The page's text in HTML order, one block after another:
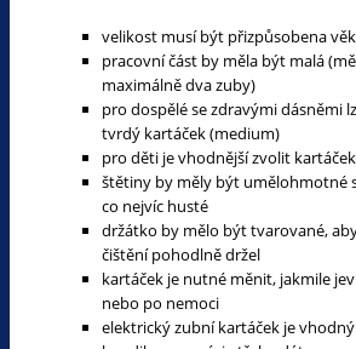
velikost musí být přizpůsobena
pracovní část by měla být malá
maximálně dva zuby)
pro dospělé se zdravými dásněmi
tvrdý kartáček (medium)
pro děti je vhodnější zvolit
štětiny by měly být umělohmotné
co nejvíc husté
držátko by mělo být tvarované,
čištění pohodlně držel
kartáček je nutné měnit, jakmile
nebo po nemoci
elektrický zubní kartáček je